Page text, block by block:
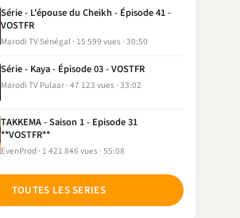
Série - L'épouse du Cheikh - Épisode 41 -
VOSTFR
Marodi TV Sénégal 15 599 vues 30:50
Série - Kaya - Épisode 03 - VOSTFR
Marodi TV Pulaar 47 123 vues 33:02
TAKKEMA - Saison 1 - Episode 31
**VOSTFR**
EvenProd 1 421 846 vues 55:08
TOUTES LES SERIES